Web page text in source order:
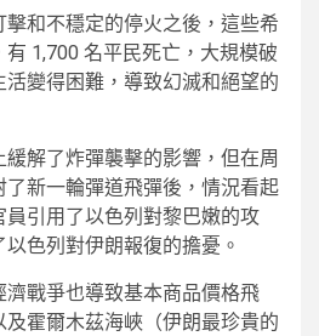
和不穩定的停火之後，這些希
1,700 名平民死亡，大規模破
變得困難，導致幻滅和絕望的
解了炸彈襲擊的影響，但在周
了新一輪彈道飛彈後，情況看起
引用了以色列對黎巴嫩的攻
色列對伊朗報復的擔憂。
濟戰爭也導致基本商品價格飛
霍爾木茲海峽（伊朗最珍貴的